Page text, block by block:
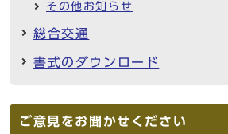
その他お知らせ
総合交通
書式のダウンロード
ご意見をお聞かせください